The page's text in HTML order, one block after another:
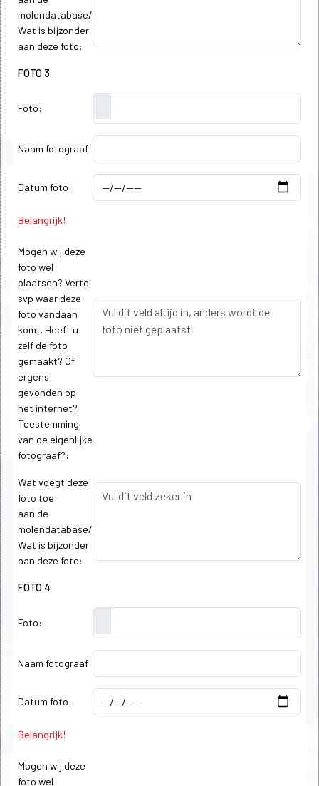
molendatabase/
Wat is bijzonder
aan deze foto:
FOTO 3
Foto:
Naam fotograaf:
Datum foto:
Belangrijk!
Mogen wij deze
foto wel
plaatsen? Vertel
svp waar deze
foto vandaan
komt. Heeft u
zelf de foto
gemaakt? Of
ergens
gevonden op
het internet?
Toestemming
van de eigenlijke
fotograaf?:
Wat voegt deze
foto toe
aan de
molendatabase/
Wat is bijzonder
aan deze foto:
FOTO 4
Foto:
Naam fotograaf:
Datum foto:
Belangrijk!
Mogen wij deze
foto wel